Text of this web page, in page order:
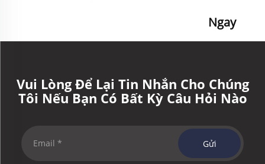
Ngay
Vui Lòng Để Lại Tin Nhắn Cho Chúng
Tôi Nếu Bạn Có Bất Kỳ Câu Hỏi Nào
Gửi